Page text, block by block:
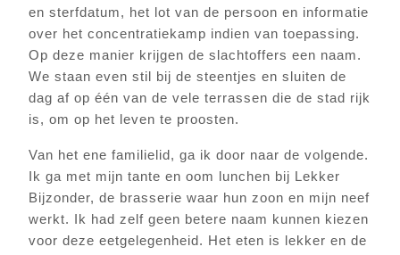
en sterfdatum, het lot van de persoon en informatie
over het concentratiekamp indien van toepassing.
Op deze manier krijgen de slachtoffers een naam.
We staan even stil bij de steentjes en sluiten de
dag af op één van de vele terrassen die de stad rijk
is, om op het leven te proosten.
Van het ene familielid, ga ik door naar de volgende.
Ik ga met mijn tante en oom lunchen bij Lekker
Bijzonder, de brasserie waar hun zoon en mijn neef
werkt. Ik had zelf geen betere naam kunnen kiezen
voor deze eetgelegenheid. Het eten is lekker en de